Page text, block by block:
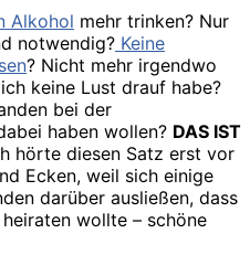
Alkohol mehr trinken? Nur
notwendig? Keine
? Nicht mehr irgendwo
keine Lust drauf habe?
bei der
haben wollen? DAS IST
hörte diesen Satz erst vor
Ecken, weil sich einige
darüber ausließen, dass
wollte – schöne